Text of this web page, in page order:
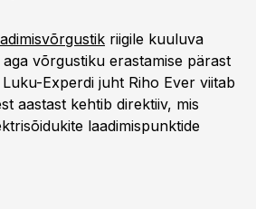
riigile kuuluva
võrgustiku erastamise pärast
Experdi juht Riho Ever viitab
aastast kehtib direktiiv, mis
laadimispunktide